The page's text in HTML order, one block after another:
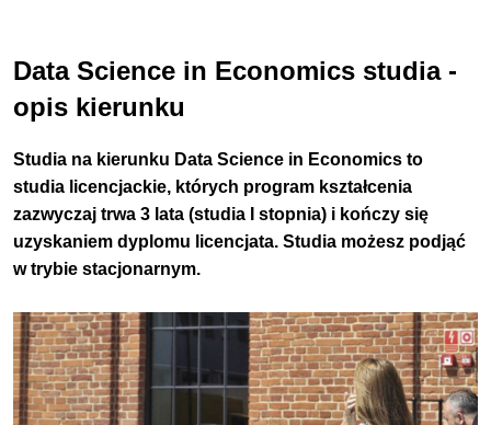
Data Science in Economics studia -
opis kierunku
Studia na kierunku Data Science in Economics to
studia licencjackie, których program kształcenia
zazwyczaj trwa3 lata (studia I stopnia) i kończy się
uzyskaniem dyplomu licencjata. Studia możesz podjąć
w trybie stacjonarnym.